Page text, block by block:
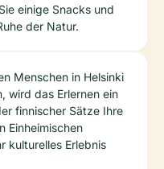
einige Snacks und
der Natur.
Menschen in Helsinki
wird das Erlernen ein
finnischer Sätze Ihre
Einheimischen
kulturelles Erlebnis